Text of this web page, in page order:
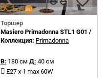
Торшер
Masiero Primadonna STL1 G01 /
Коллекция: Primadonna
В: 180 см Д: 40 см
E27 х 1 max 60W